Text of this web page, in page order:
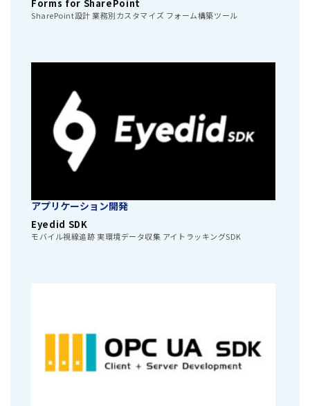
Forms for SharePoint
SharePoint設計 業務別カスタマイズ フォーム構築ツール
アプリケーション開発
Eyedid SDK
モバイル視線追跡 実環境データ収集 アイトラッキングSDK